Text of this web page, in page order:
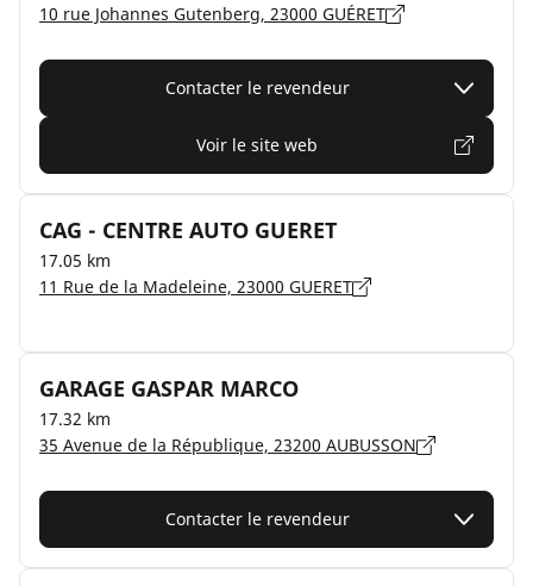
10 rue Johannes Gutenberg, 23000 GUÉRET
Contacter le revendeur
Voir le site web
CAG - CENTRE AUTO GUERET
17.05 km
11 Rue de la Madeleine, 23000 GUERET
GARAGE GASPAR MARCO
17.32 km
35 Avenue de la République, 23200 AUBUSSON
Contacter le revendeur